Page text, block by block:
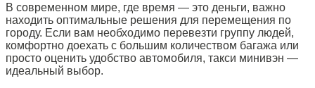
В современном мире, где время — это деньги, важно
находить оптимальные решения для перемещения по
городу. Если вам необходимо перевезти группу людей,
комфортно доехать с большим количеством багажа или
просто оценить удобство автомобиля, такси минивэн —
идеальный выбор.